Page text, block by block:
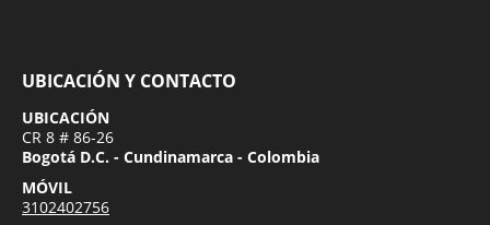
UBICACIÓN Y CONTACTO
UBICACIÓN
CR 8 # 86-26
Bogotá D.C. - Cundinamarca - Colombia
MÓVIL
3102402756